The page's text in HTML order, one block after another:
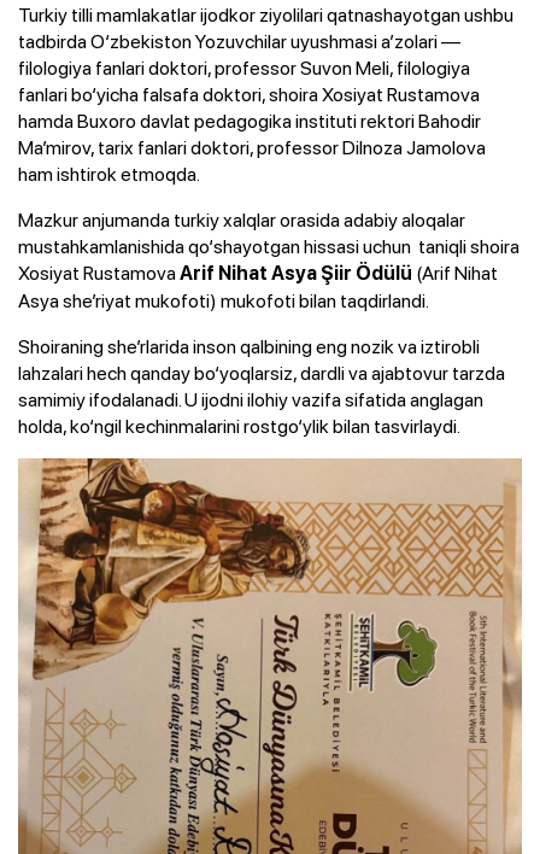
Turkiy tilli mamlakatlar ijodkor ziyolilari qatnashayotgan ushbu
tadbirda O‘zbekiston Yozuvchilar uyushmasi a’zolari —
filologiya fanlari doktori, professor Suvon Meli, filologiya
fanlari bo‘yicha falsafa doktori, shoira Xosiyat Rustamova
hamda Buxoro davlat pedagogika instituti rektori Bahodir
Ma’mirov, tarix fanlari doktori, professor Dilnoza Jamolova
ham ishtirok etmoqda.
Mazkur anjumanda turkiy xalqlar orasida adabiy aloqalar
mustahkamlanishida qo‘shayotgan hissasi uchun taniqli shoira
Xosiyat RustamovaArif Nihat Asya Şiir Ödülü (Arif Nihat
Asya she’riyat mukofoti) mukofoti bilan taqdirlandi.
Shoiraning she’rlarida inson qalbining eng nozik va iztirobli
lahzalari hech qanday bo‘yoqlarsiz, dardli va ajabtovur tarzda
samimiy ifodalanadi. U ijodni ilohiy vazifa sifatida anglagan
holda, ko‘ngil kechinmalarini rostgo‘ylik bilan tasvirlaydi.